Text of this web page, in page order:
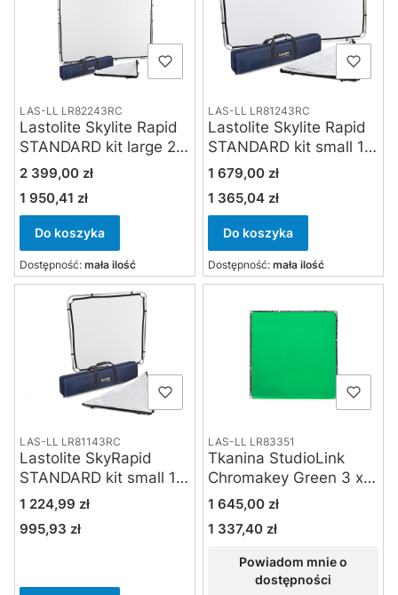
LAS-LL LR82243RC
Lastolite Skylite Rapid
STANDARD kit large 2 x
2 m
Cena
2 399,00 zł
Cena
1 950,41 zł
Do koszyka
Dostępność: mała ilość
LAS-LL LR81243RC
Lastolite Skylite Rapid
STANDARD kit small 1.1
x 2 m
Cena
1 679,00 zł
Cena
1 365,04 zł
Do koszyka
Dostępność: mała ilość
LAS-LL LR81143RC
Lastolite SkyRapid
STANDARD kit small 1.1
x 1.1m
Cena
1 224,99 zł
Cena
995,93 zł
LAS-LL LR83351
Tkanina StudioLink
Chromakey Green 3 x 3
m
Cena
1 645,00 zł
Cena
1 337,40 zł
Powiadom mnie o
dostępności